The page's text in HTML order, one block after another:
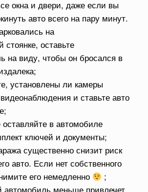
окна и двери, даже если вы
авто всего на пару минут.
на
стоянке, оставьте
на виду, чтобы он бросался в
установлены ли камеры
и ставьте авто
оставляйте в автомобиле
ключей и документы;
существенно снизит риск
авто. Если нет собственного
его немедленно
;
автомобиль меньше привлечет